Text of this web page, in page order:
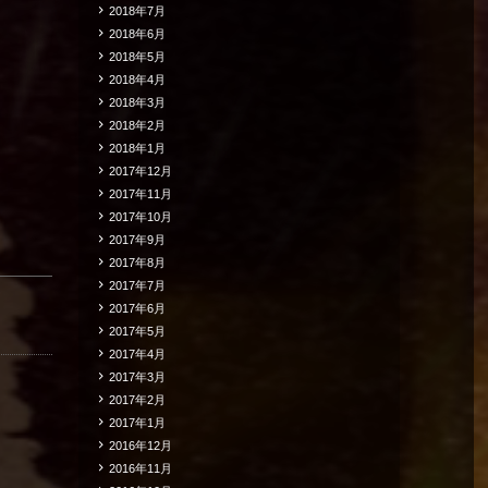
2018年7月
2018年6月
2018年5月
2018年4月
2018年3月
2018年2月
2018年1月
2017年12月
2017年11月
2017年10月
2017年9月
2017年8月
2017年7月
2017年6月
2017年5月
2017年4月
2017年3月
2017年2月
2017年1月
2016年12月
2016年11月